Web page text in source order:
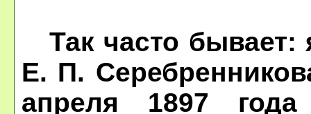
Так часто бывает:
Е. П.
апреля 1897